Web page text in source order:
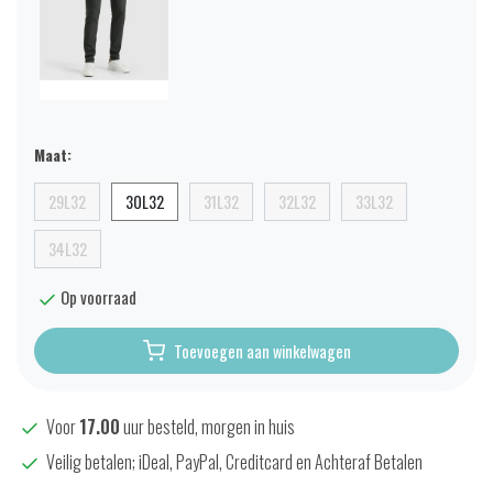
Maat:
29L32 30L32 31L32 32L32 33L32
34L32
Op voorraad
Toevoegen aan winkelwagen
Voor17.00uur besteld, morgen in huis
Veilig betalen; iDeal, PayPal, Creditcard en Achteraf Betalen